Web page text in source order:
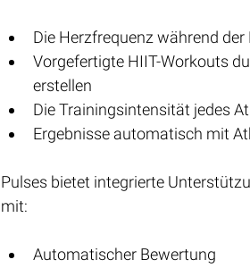
Die Herzfrequenz während
Vorgefertigte HIIT-Workouts
erstellen
Die Trainingsintensität jedes
Ergebnisse automatisch mit
Pulses bietet integrierte
mit:
Automatischer Bewertung